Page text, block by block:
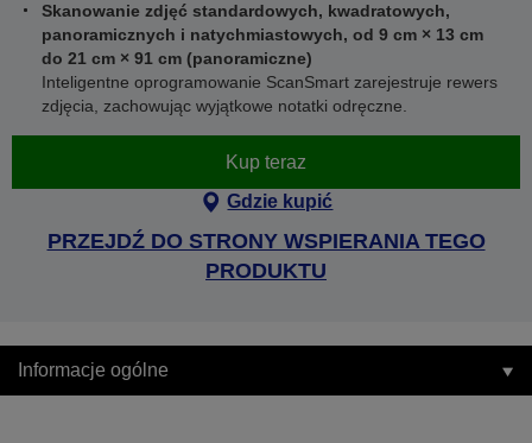
Skanowanie zdjęć standardowych, kwadratowych,
panoramicznych i natychmiastowych, od 9 cm × 13 cm
do 21 cm × 91 cm (panoramiczne)
Inteligentne oprogramowanie ScanSmart zarejestruje rewers
zdjęcia, zachowując wyjątkowe notatki odręczne.
Kup teraz
Gdzie kupić
PRZEJDŹ DO STRONY WSPIERANIA TEGO
PRODUKTU
Informacje ogólne